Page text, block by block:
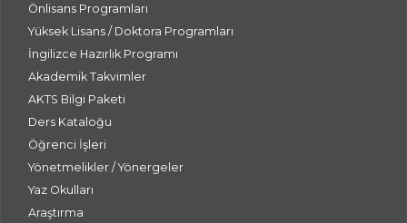
Önlisans Programları
Yüksek Lisans / Doktora Programları
İngilizce Hazırlık Programı
Akademik Takvimler
AKTS Bilgi Paketi
Ders Kataloğu
Öğrenci İşleri
Yönetmelikler / Yönergeler
Yaz Okulları
Araştırma